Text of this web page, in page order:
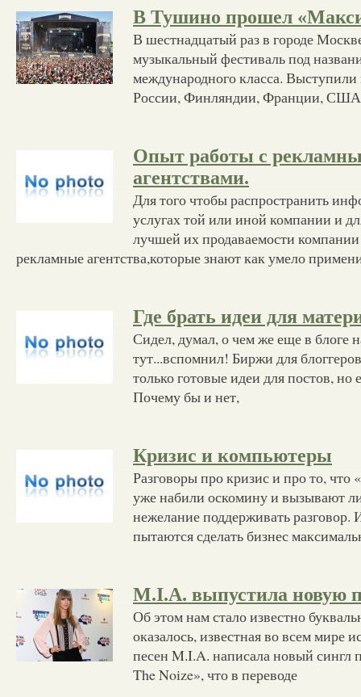
В Тушино прошел
В шестнадцатый раз в городе
музыкальный фестиваль под
международного класса.
России, Финляндии, Франции, США
Опыт работы с
агентствами.
Для того чтобы распространить
услугах той или иной компании и
лучшей их продаваемости
рекламные агентства,которые знают как умело
Где брать идеи для
Сидел, думал, о чем же еще в блоге
тут...вспомнил! Биржи для
только готовые идеи для постов,
Почему бы и нет,
Кризис и компьютеры
Разговоры про кризис и про то, что
уже набили оскомину и вызывают
нежелание поддерживать
пытаются сделать бизнес
M.I.A. выпустила новую
Об этом нам стало известно
оказалось, известная во всем мире
песен M.I.A. написала новый сингл
The Noize», что в переводе